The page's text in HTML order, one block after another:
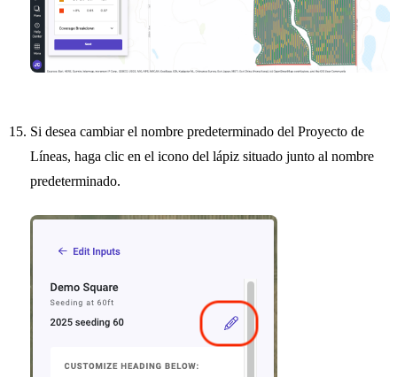
Si desea cambiar el nombre predeterminado del Proyecto de
Líneas, haga clic en el icono del lápiz situado junto al nombre
predeterminado.